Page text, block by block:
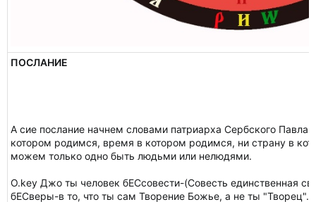
ПОСЛАНИЕ
А сие послание начнем словами патриарха Сербского
котором родимся, время в котором родимся, ни страну в
можем только одно быть людьми или нелюдями.
O.key Джо ты человек бЕСсовести-(Совесть единственная
бЕСверы-в то, что ты сам Творение Божье, а не ты "Творец".